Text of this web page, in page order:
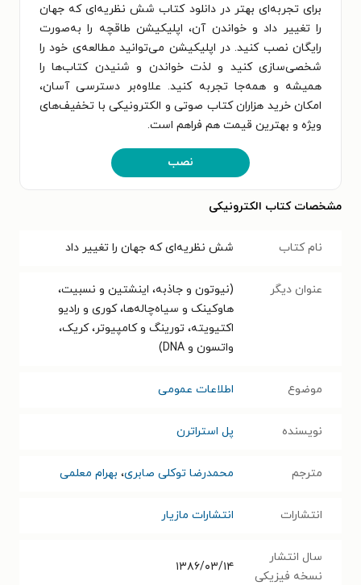
برای تجربه‌ای بهتر در دانلود کتاب شش نظریه‌ای که جهان
را تغییر داد و خواندن آن، اپلیکیشن طاقچه را به‌صورت
رایگان نصب کنید. در اپلیکیشن می‌توانید مطالعه‌ی خود را
شخصی‌سازی کنید و لذت خواندن و شنیدن کتاب‌ها را
همیشه و همه‌جا تجربه کنید. علاوه‌بر دسترسی آسان،
امکان خرید هزاران کتاب صوتی و الکترونیکی با تخفیف‌های
ویژه و بهترین قیمت هم فراهم است.
نصب
مشخصات کتاب الکترونیکی
نام کتاب شش نظریه‌ای که جهان را تغییر داد
عنوان دیگر
(نیوتون و جاذبه، اینشتین و نسبیت،
هاوکینک و سیاه‌چاله‌ها، کوری و رادیو
اکتیویته، تورینگ و کامپیوتر، کریک،
واتسون و DNA)
موضوع اطلاعات عمومی
نویسنده پل استراترن
مترجم محمدرضا توکلی صابری، بهرام معلمی
انتشارات انتشارات مازیار
سال انتشار
نسخه فیزیکی
۱۳۸۶/۰۳/۱۴